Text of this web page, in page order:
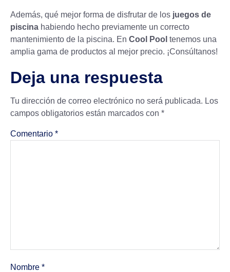
Además, qué mejor forma de disfrutar de los juegos de
piscina habiendo hecho previamente un correcto
mantenimiento de la piscina. En Cool Pool tenemos una
amplia gama de productos al mejor precio. ¡Consúltanos!
Deja una respuesta
Tu dirección de correo electrónico no será publicada. Los
campos obligatorios están marcados con *
Comentario *
Nombre *